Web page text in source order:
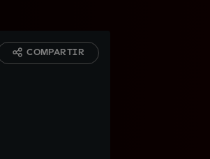
COMPARTIR